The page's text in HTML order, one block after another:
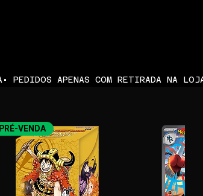
PRÉ-VENDA